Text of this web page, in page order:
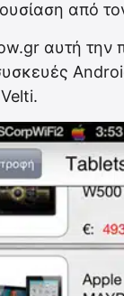
από
αυτή την